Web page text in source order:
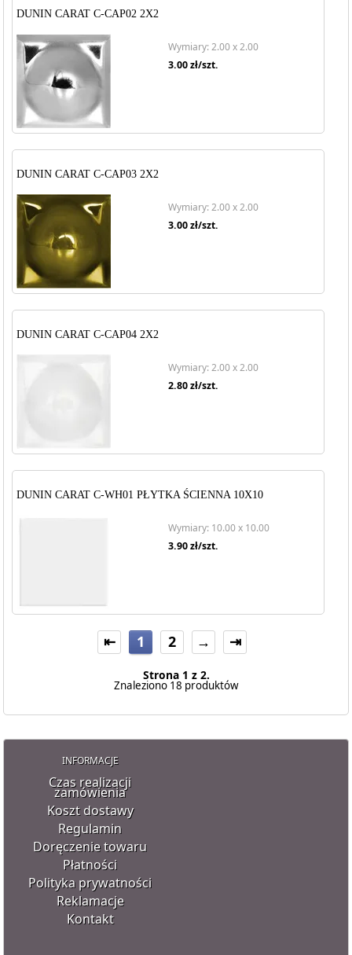
DUNIN CARAT C-CAP02 2X2
Wymiary: 2.00 x 2.00
3.00zł/szt.
DUNIN CARAT C-CAP03 2X2
Wymiary: 2.00 x 2.00
3.00zł/szt.
DUNIN CARAT C-CAP04 2X2
Wymiary: 2.00 x 2.00
2.80zł/szt.
DUNIN CARAT C-WH01 PŁYTKA ŚCIENNA 10X10
Wymiary: 10.00 x 10.00
3.90zł/szt.
⇤ 1 2 → ⇥
Strona 1 z 2.
Znaleziono 18 produktów
INFORMACJE
Czas realizacji
zamówienia
Koszt dostawy
Regulamin
Doręczenie towaru
Płatności
Polityka prywatności
Reklamacje
Kontakt